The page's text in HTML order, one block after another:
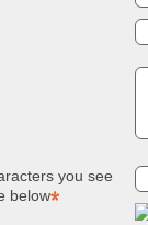
you see
below